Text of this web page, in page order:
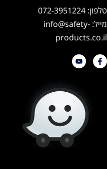
טלפון: 072-3951224
מייל: info@safety-
products.co.il